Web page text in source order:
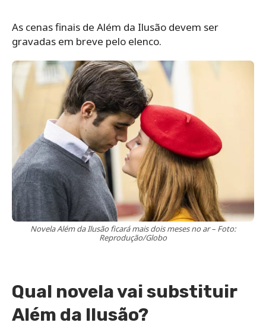
As cenas finais de Além da Ilusão devem ser
gravadas em breve pelo elenco.
Novela Além da Ilusão ficará mais dois meses no ar – Foto:
Reprodução/Globo
Qual novela vai substituir
Além da Ilusão?